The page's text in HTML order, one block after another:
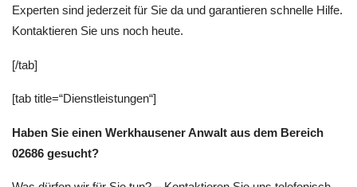
Experten sind jederzeit für Sie da und garantieren schnelle Hilfe.
Kontaktieren Sie uns noch heute.
[/tab]
[tab title=“Dienstleistungen“]
Haben Sie einen Werkhausener Anwalt aus dem Bereich
02686 gesucht?